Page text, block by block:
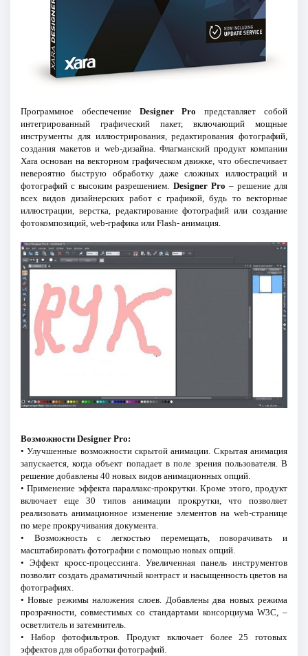
Программное обеспечение Designer Pro представляет собой
интегрированный графический пакет, включающий мощные
инструменты для иллюстрирования, редактирования фотографий,
создания макетов и web-дизайна. Флагманский продукт компании
Xara основан на векторном графическом движке, что обеспечивает
невероятно быструю обработку даже сложных иллюстраций и
фотографий с высоким разрешением. Designer Pro – решение для
всех видов дизайнерских работ с графикой, будь то векторные
иллюстрации, верстка, редактирование фотографий или создание
фотокомпозиций, web-графика или Flash- анимация.
Возможности Designer Pro:
• Улучшенные возможности скрытой анимации. Скрытая анимация
запускается, когда объект попадает в поле зрения пользователя. В
решение добавлены 40 новых видов анимационных опций.
• Применение эффекта параллакс-прокрутки. Кроме этого, продукт
включает еще 30 типов анимации прокрутки, что позволяет
реализовать анимационное изменение элементов на web-странице
по мере прокручивания документа.
• Возможность с легкостью перемещать, поворачивать и
масштабировать фотографии с помощью новых опций.
• Эффект кросс-процессинга. Увеличенная панель инструментов
позволит создать драматичный контраст и насыщенность цветов на
фотографиях.
• Новые режимы наложения слоев. Добавлены два новых режима
прозрачности, совместимых со стандартами консорциума W3C, –
осветлитель и затемнитель.
• Набор фотофильтров. Продукт включает более 25 готовых
эффектов для обработки фотографий.